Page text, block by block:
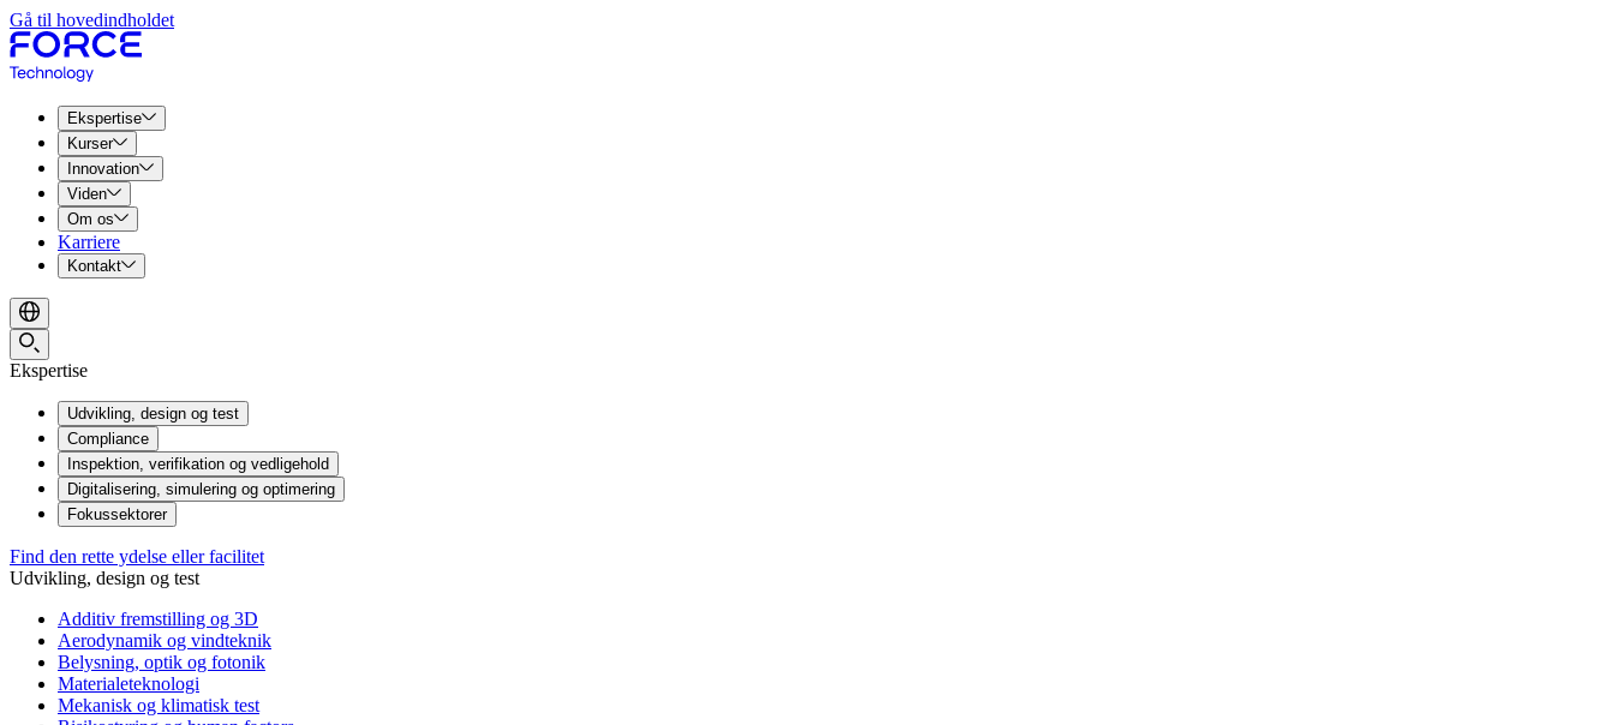
Gå til hovedindholdet
Ekspertise
Kurser
Innovation
Viden
Om os
Karriere
Kontakt
Ekspertise
Udvikling, design og test
Compliance
Inspektion, verifikation og vedligehold
Digitalisering, simulering og optimering
Fokussektorer
Find den rette ydelse eller facilitet
Udvikling, design og test
Additiv fremstilling og 3D
Aerodynamik og vindteknik
Belysning, optik og fotonik
Materialeteknologi
Mekanisk og klimatisk test